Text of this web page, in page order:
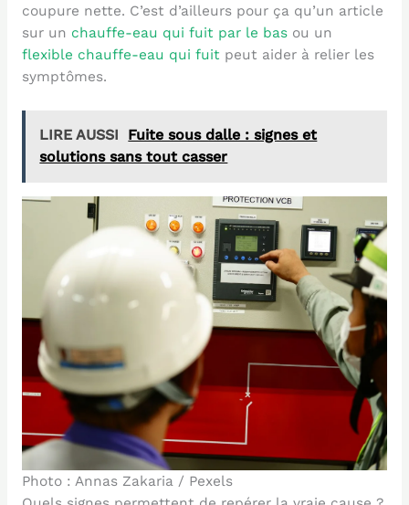
coupure nette. C’est d’ailleurs pour ça qu’un article
sur un chauffe-eau qui fuit par le basou un
flexible chauffe-eau qui fuit peut aider à relier les
symptômes.
LIRE AUSSI
Fuite sous dalle : signes et
solutions sans tout casser
Photo : Annas Zakaria / Pexels